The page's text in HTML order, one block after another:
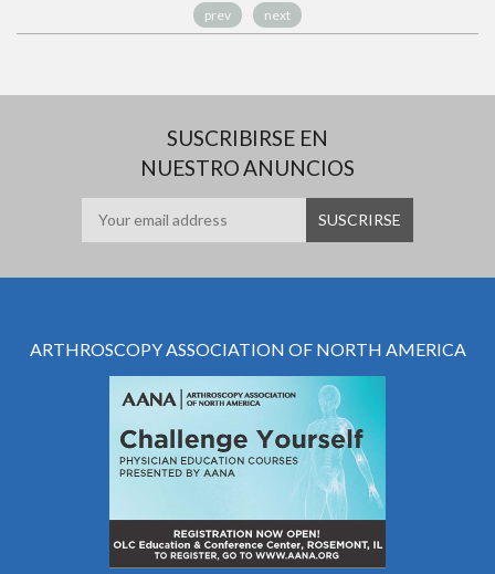
prev next
SUSCRIBIRSE EN
NUESTRO ANUNCIOS
ARTHROSCOPY ASSOCIATION OF NORTH AMERICA